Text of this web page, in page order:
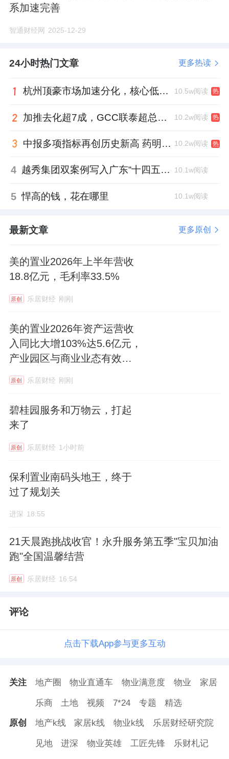
系加速完善
智通财经网 2025-12-29
24小时热门文章 更多热读
杭州顶豪市场加速分化，核心低密资产迎来价值兑现 10.5w阅读 热
加推去化超7成，GCC联泰超总湾再次引爆深圳顶豪市场认购热潮 10.2w阅读 热
中报多项指标再创历史新高 药明康德将高质量发展成果“分发”到位 10.2w阅读 热
4 越秀集团双案例写入广东“十四五”公共文化答卷，复合文化空间助力青年发展型城市建设 10.1w阅读
5 悍高的钱，花在哪里 10.1w阅读
最新文章 更多原创
美的置业2026年上半年营收
18.8亿元，毛利率33.5%
原创 乐居财经 刚刚
美的置业2026年资产运营收
入同比大增103%达5.6亿元，
产业园区与商业业态有效互
补
原创 乐居财经 刚刚
碧桂园服务和万物云，打起
来了
原创 乐居财经 1小时前
保利置业南码头地王，终于
过了规划关
进深 18:55
21天晨跑挑战收官！永升服务第五季"宝贝加油
跑"全国温馨结营
原创 乐居财经 16:54
评论
点击下载App参与更多互动
关注 地产圈 物业直通车 物业满意度 物业 家居
乐商 土地 视频 7*24 专题 精选
原创 地产k线 家居k线 物业k线 乐居财经研究院
见地 进深 物业英雄 工匠先锋 乐财札记